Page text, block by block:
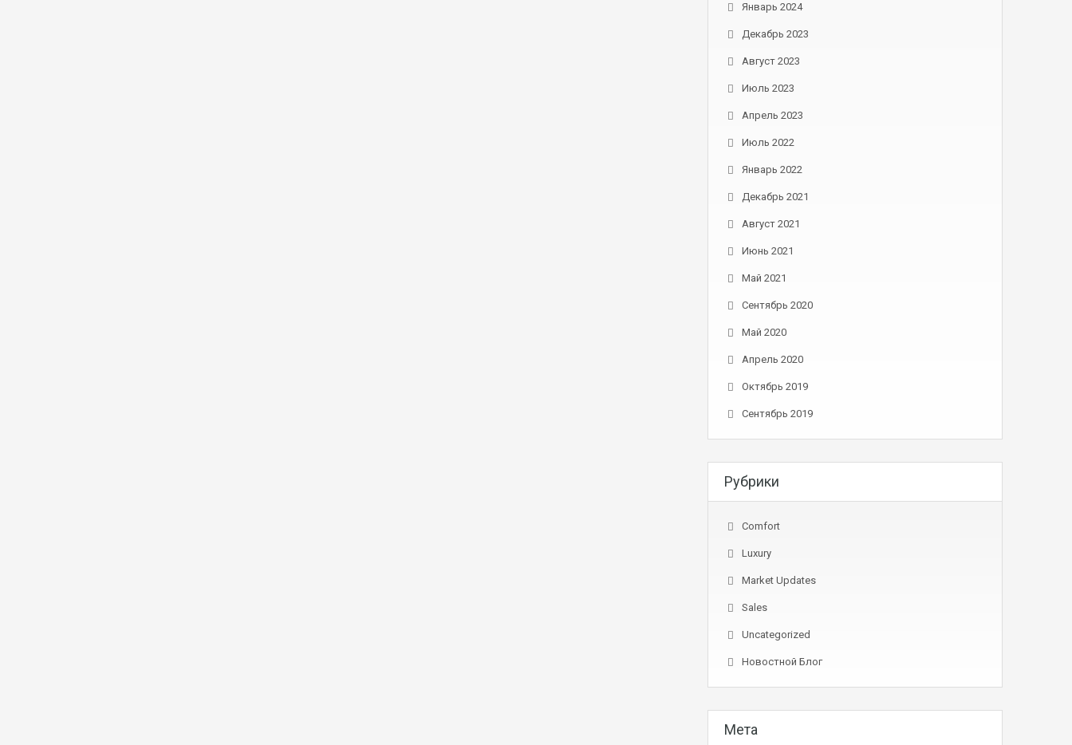
Январь 2024
Декабрь 2023
Август 2023
Июль 2023
Апрель 2023
Июль 2022
Январь 2022
Декабрь 2021
Август 2021
Июнь 2021
Май 2021
Сентябрь 2020
Май 2020
Апрель 2020
Октябрь 2019
Сентябрь 2019
Рубрики
Comfort
Luxury
Market Updates
Sales
Uncategorized
Новостной Блог
Мета